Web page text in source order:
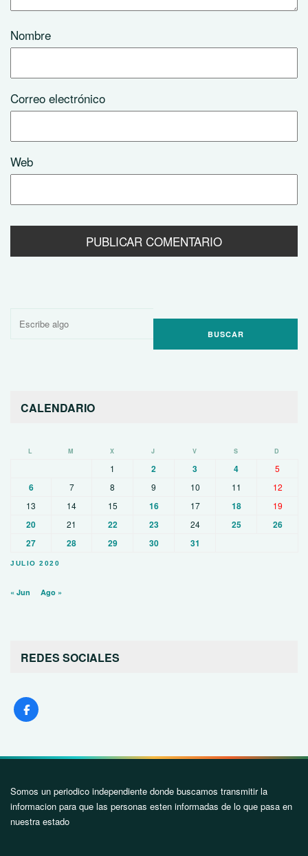
Nombre
Correo electrónico
Web
Buscar
CALENDARIO
JULIO 2020
L M X J V S D
1 2 3 4 5
6 7 8 9 10 11
12
13
14 15 16 17 18 19
20 21 22 23 24 25
26
27
28 29 30 31
« Jun Ago »
REDES SOCIALES
Somos un periodico independiente donde buscamos transmitir la
informacion para que las personas esten informadas de lo que pasa en
nuestra estado